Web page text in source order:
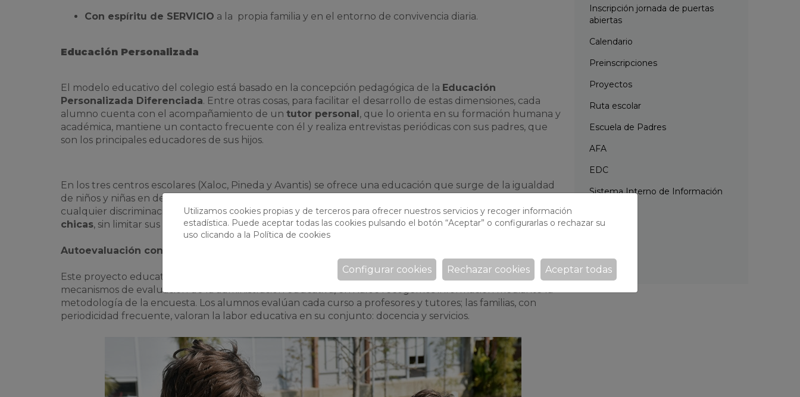
Con espíritu de SERVICIO a la propia familia y en el entorno de convivencia diaria.
Educación Personalizada
El modelo educativo del colegio está basado en la concepción pedagógica de la Educación
Personalizada Diferenciada. Entre otras cosas, para facilitar el desarrollo de estas dimensiones, cada
alumno cuenta con el acompañamiento de un tutor personal, que lo orienta en su formación humana y
académica, mantiene un contacto frecuente con él y realiza entrevistas periódicas con sus padres, que
son los principales educadores de sus hijos.
En los tres centros escolares (Xaloc, Pineda y Avantis) se ofrece una educación que surge de la igualdad
de niños y niñas en derechos, deberes y dignidad. Todos, niños y niñas, reciben la misma formación, lejos de
cualquier discriminación, con el fin de conseguir una igualdad de oportunidades real de chicos y
chicas, sin limitar sus capacidades ni condicionar las opciones de futuro.
Autoevaluación constante
Este proyecto educativo no se entiende sin una evaluación frecuente de nuestros objetivos. Junto a los
mecanismos de evaluación de la administración educativa, en Xaloc recogemos información mediante la
metodología de la encuesta. Los alumnos evalúan cada curso a profesores y tutores; las familias, con
periodicidad frecuente, valoran la labor educativa en su conjunto: docencia y servicios.
Inscripción jornada de puertas
abiertas
Calendario
Preinscripciones
Proyectos
Ruta escolar
Escuela de Padres
AFA
EDC
Sistema Interno de Información
Calendario
Noticias
Utilizamos cookies propias y de terceros para ofrecer nuestros servicios y recoger información
estadística. Puede aceptar todas las cookies pulsando el botón “Aceptar” o configurarlas o rechazar su
uso clicando a la Política de cookies
Aceptar todas
Rechazar cookies
Configurar cookies